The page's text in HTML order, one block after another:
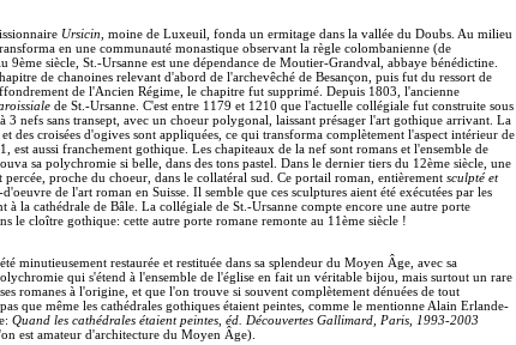
Ursicin , moine de Luxeuil, fonda un ermitage dans la vallée du Doubs. Au milieu
en une communauté monastique observant la règle colombanienne (de
9ème siècle, St.-Ursanne est une dépendance de Moutier-Grandval, abbaye bénédictine.
de chanoines relevant d'abord de l'archevêché de Besançon, puis fut du ressort de
de l'Ancien Régime, le chapitre fut supprimé. Depuis 1803, l'ancienne
de St.-Ursanne. C'est entre 1179 et 1210 que l'actuelle collégiale fut construite sous
3 nefs sans transept, avec un choeur polygonal, laissant présager l'art gothique arrivant. La
des croisées d'ogives sont appliquées, ce qui transforma complètement l'aspect intérieur de
est aussi franchement gothique. Les chapiteaux de la nef sont romans et l'ensemble de
sa polychromie si belle, dans des tons pastel. Dans le dernier tiers du 12ème siècle, une
proche du choeur, dans le collatéral sud. Ce portail roman, entièrement sculpté et
de l'art roman en Suisse. Il semble que ces sculptures aient été exécutées par les
à la cathédrale de Bâle. La collégiale de St.-Ursanne compte encore une autre porte
le cloître gothique: cette autre porte romane remonte au 11ème siècle !
minutieusement restaurée et restituée dans sa splendeur du Moyen Âge, avec sa
qui s'étend à l'ensemble de l'église en fait un véritable bijou, mais surtout un rare
romanes à l'origine, et que l'on trouve si souvent complètement dénuées de tout
que même les cathédrales gothiques étaient peintes, comme le mentionne Alain Erlande-
Quand les cathédrales étaient peintes, éd. Découvertes Gallimard, Paris, 1993-2003
est amateur d'architecture du Moyen Âge).